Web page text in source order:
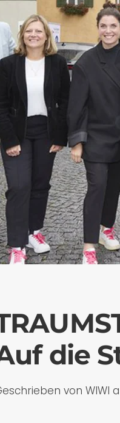
die
von WIWI